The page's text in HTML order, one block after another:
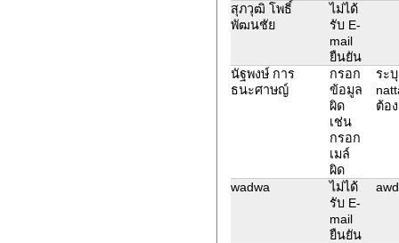
สุภวุฒิ โพธิ์
พัฒนชัย
ไม่ได้
รับ E-
mail
ยืนยัน
นัฐพงษ์ การ
ธนะศาษญ์
กรอก
ข้อมูล
ผิด
เช่น
กรอก
เมล์
ผิด
ระ
ต้อ
wadwa
ไม่ได้
รับ E-
mail
ยืนยัน